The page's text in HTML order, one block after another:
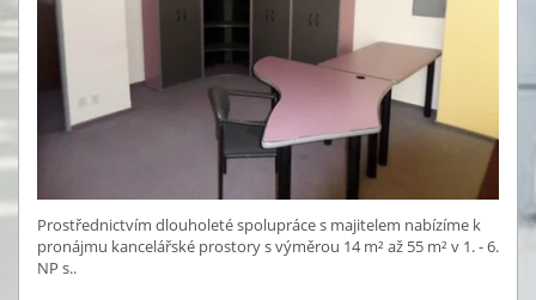
Prostřednictvím dlouholeté spolupráce s majitelem nabízíme k
pronájmu kancelářské prostory s výměrou 14 m² až 55 m² v 1. - 6.
NP s..